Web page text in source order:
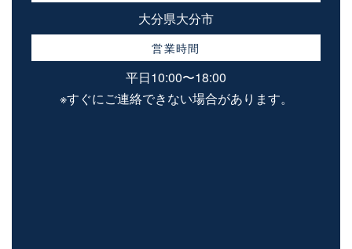
大分県大分市
営業時間
平日10:00〜18:00
※すぐにご連絡できない場合があります。